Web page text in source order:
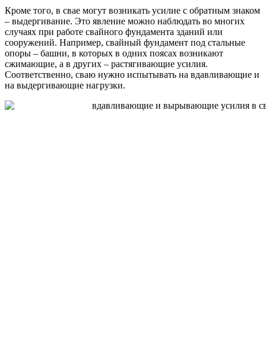
Кроме того, в свае могут возникать усилие с обратным знаком
– выдергивание. Это явление можно наблюдать во многих
случаях при работе свайного фундамента зданий или
сооружений. Например, свайный фундамент под стальные
опоры – башни, в которых в одних поясах возникают
сжимающие, а в других – растягивающие усилия.
Соответственно, сваю нужно испытывать на вдавливающие и
на выдергивающие нагрузки.